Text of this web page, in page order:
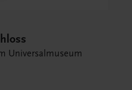
Universalmuseum